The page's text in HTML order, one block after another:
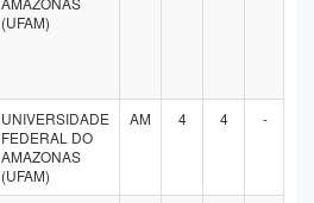
(UFAM)
UNIVERSIDADE
FEDERAL DO
AMAZONAS
(UFAM)
AM 4 4 -